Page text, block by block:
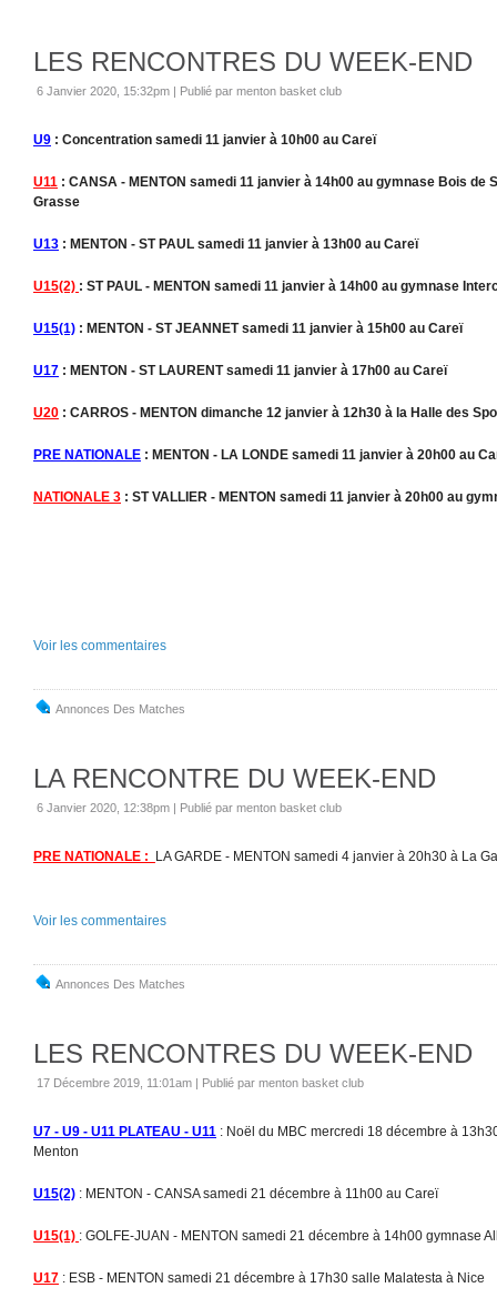
LES RENCONTRES DU WEEK-END
6 Janvier 2020, 15:32pm | Publié par menton basket club
U9 : Concentration samedi 11 janvier à 10h00 au Careï
U11 : CANSA - MENTON samedi 11 janvier à 14h00 au gymnase Bois de
Grasse
U13 : MENTON - ST PAUL samedi 11 janvier à 13h00 au Careï
U15(2) : ST PAUL - MENTON samedi 11 janvier à 14h00 au gymnase
U15(1) : MENTON - ST JEANNET samedi 11 janvier à 15h00 au Careï
U17 : MENTON - ST LAURENT samedi 11 janvier à 17h00 au Careï
U20 : CARROS - MENTON dimanche 12 janvier à 12h30 à la Halle des
PRE NATIONALE : MENTON - LA LONDE samedi 11 janvier à 20h00 au
NATIONALE 3 : ST VALLIER - MENTON samedi 11 janvier à 20h00 au
Voir les commentaires
Annonces Des Matches
LA RENCONTRE DU WEEK-END
6 Janvier 2020, 12:38pm | Publié par menton basket club
PRE NATIONALE : LA GARDE - MENTON samedi 4 janvier à 20h30 à La
Voir les commentaires
Annonces Des Matches
LES RENCONTRES DU WEEK-END
17 Décembre 2019, 11:01am | Publié par menton basket club
U7 - U9 - U11 PLATEAU - U11 : Noël du MBC mercredi 18 décembre à
Menton
U15(2) : MENTON - CANSA samedi 21 décembre à 11h00 au Careï
U15(1) : GOLFE-JUAN - MENTON samedi 21 décembre à 14h00 gymnase
U17 : ESB - MENTON samedi 21 décembre à 17h30 salle Malatesta à Nice